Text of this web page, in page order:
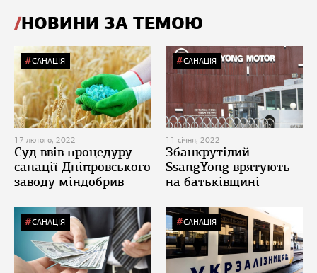
НОВИНИ ЗА ТЕМОЮ
САНАЦІЯ
17 лютого, 2022
Суд ввів процедуру
санації Дніпровського
заводу міндобрив
САНАЦІЯ
11 січня, 2022
Збанкрутілий
SsangYong врятують
на батьківщині
САНАЦІЯ САНАЦІЯ